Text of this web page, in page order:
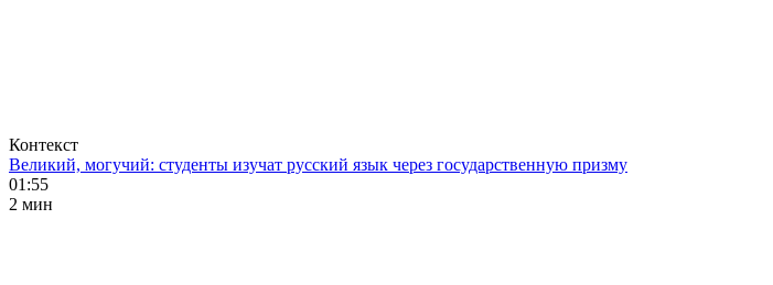
Контекст
Великий, могучий: студенты изучат русский язык через государственную призму
01:55
2 мин